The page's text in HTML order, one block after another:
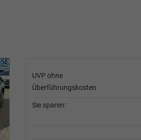
UVP ohne
Überführungskosten
Sie sparen: